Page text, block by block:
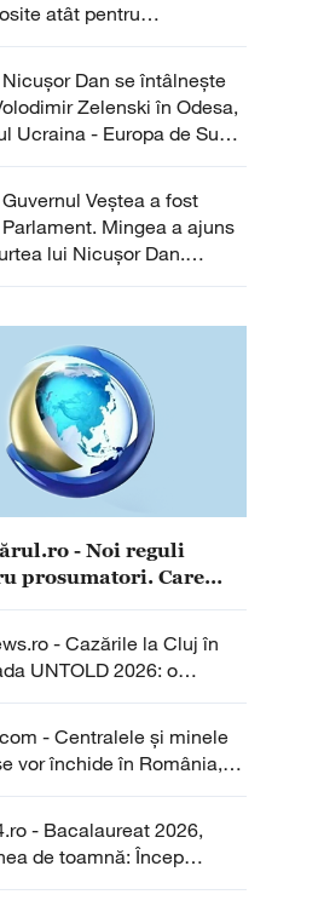
atât pentru
cât și pentru atac
Dan se întâlnește
Zelenski în Odesa,
Ucraina - Europa de Sud-
și Maia Sandu
Veștea a fost
Mingea a ajuns
lui Nicușor Dan.
lucru
- Noi reguli
prosumatori. Care
românii
- Cazările la Cluj în
UNTOLD 2026: o
ajunge să coste pe
- Centralele și minele
vor închide în România,
2030. Ce prevede legea
- Bacalaureat 2026,
de toamnă: Încep
de competențe într-o